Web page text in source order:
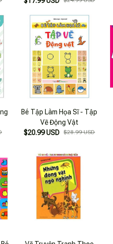
Bé Tập Làm Họa Sĩ - Tập
Vẽ Động Vật
$20.99 USD
$28.99 USD